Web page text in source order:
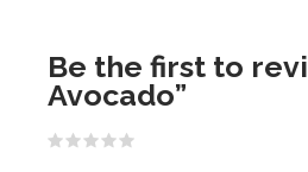
Be the first to
Avocado”